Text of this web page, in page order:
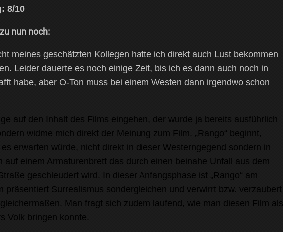
8/10
nun noch:
meines geschätzten Kollegen hatte ich direkt auch Lust bekommen
Leider dauerte es noch einige Zeit, bis ich es dann auch noch in
habe, aber O-Ton muss bei einem Westen dann irgendwo schon
auf den Inhalt des Films eingehen, der wurde ja bereits ausführlich
widme mich direkt der Meinung zum Film. „Rango“ beginnt,
erwarten würde, nicht direkt in dieser Westerngegend sondern in
auf einem Armaturenbrett das durch einen beinahe Unfall aus dem
geschleudert wird. In dieser Anfangsphase ist „Rango“ am
präsentiert Surrealismus sondergleichen und verwirrt bzw. verzaubert
Man fragt sich zudem laufend, wie man diesen Film als
Volk bringen konnte.